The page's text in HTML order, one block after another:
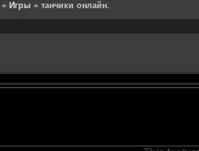
» Игры » танчики онлайн.